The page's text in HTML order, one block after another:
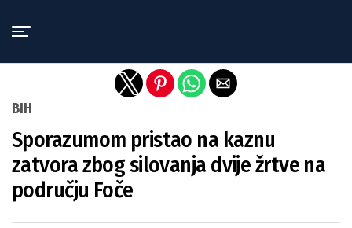
BIH
Sporazumom pristao na kaznu
zatvora zbog silovanja dvije žrtve na
području Foče